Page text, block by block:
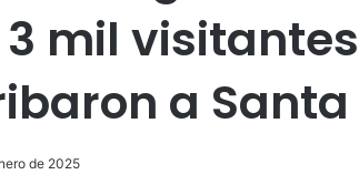
mil
a
de 2025